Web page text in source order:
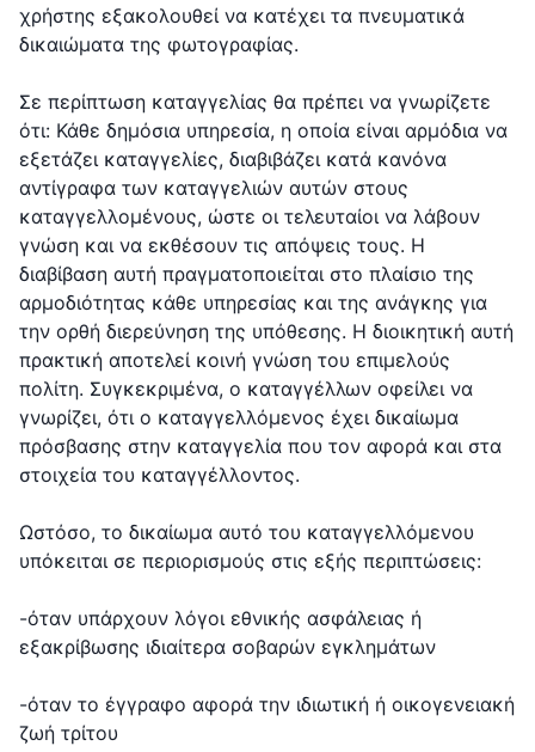
χρήστης εξακολουθεί να κατέχει τα πνευματικά
δικαιώματα της φωτογραφίας.
Σε περίπτωση καταγγελίας θα πρέπει να γνωρίζετε
ότι: Κάθε δημόσια υπηρεσία, η οποία είναι αρμόδια να
εξετάζει καταγγελίες, διαβιβάζει κατά κανόνα
αντίγραφα των καταγγελιών αυτών στους
καταγγελλομένους, ώστε οι τελευταίοι να λάβουν
γνώση και να εκθέσουν τις απόψεις τους. Η
διαβίβαση αυτή πραγματοποιείται στο πλαίσιο της
αρμοδιότητας κάθε υπηρεσίας και της ανάγκης για
την ορθή διερεύνηση της υπόθεσης. Η διοικητική αυτή
πρακτική αποτελεί κοινή γνώση του επιμελούς
πολίτη. Συγκεκριμένα, ο καταγγέλλων οφείλει να
γνωρίζει, ότι ο καταγγελλόμενος έχει δικαίωμα
πρόσβασης στην καταγγελία που τον αφορά και στα
στοιχεία του καταγγέλλοντος.
Ωστόσο, το δικαίωμα αυτό του καταγγελλόμενου
υπόκειται σε περιορισμούς στις εξής περιπτώσεις:
-όταν υπάρχουν λόγοι εθνικής ασφάλειας ή
εξακρίβωσης ιδιαίτερα σοβαρών εγκλημάτων
-όταν το έγγραφο αφορά την ιδιωτική ή οικογενειακή
ζωή τρίτου